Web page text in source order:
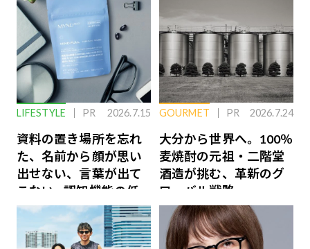
LIFESTYLE PR 2026.7.15
資料の置き場所を忘れ
た、名前から顔が思い
出せない、言葉が出て
こない…認知機能の低
下を救う、脳のインナ
ーケアとは
GOURMET PR 2026.7.24
大分から世界へ。100％
麦焼酎の元祖・二階堂
酒造が挑む、革新のグ
ローバル戦略